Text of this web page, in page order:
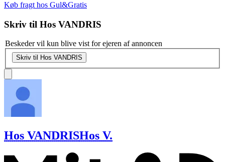
Køb fragt hos Gul&Gratis
Skriv til Hos VANDRIS
Beskeder vil kun blive vist for ejeren af annoncen
Skriv til Hos VANDRIS
Hos VANDRISHos V.